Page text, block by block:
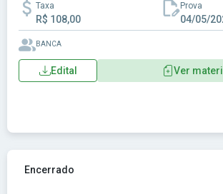
Taxa
R$ 108,00
Prova
04/05/
BANCA
Edital Ver
Ver concurso: Prefeitura de Anchieta-
Encerrado